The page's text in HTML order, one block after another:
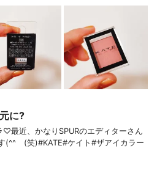
に?
♡最近、かなりSPURのエディターさん
(^^ゞ(笑)#KATE#ケイト#ザアイカラー